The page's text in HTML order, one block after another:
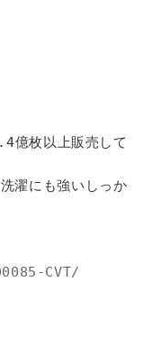
枚以上販売して
濯にも強いしっか
CVT/